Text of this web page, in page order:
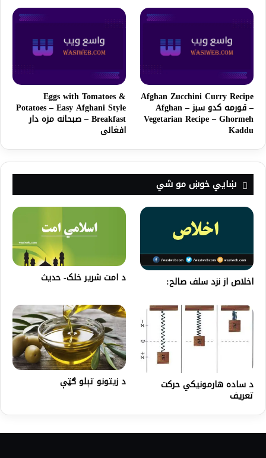
Afghan Zucchini Curry Recipe
– قورمه کدو سبز – Afghan
Vegetarian Recipe – Ghormeh
Kaddu
Eggs with Tomatoes &
Potatoes – Easy Afghani Style
Breakfast – صبحانه مزه دار
افغانی
ښايي خوښ مو شي
اخلاص از نزد سلف صالح: د امت شریر خلک- حدیث
د ساده هارمونيکي حرکت
تعريف
د زيتونو تېلو ګټې